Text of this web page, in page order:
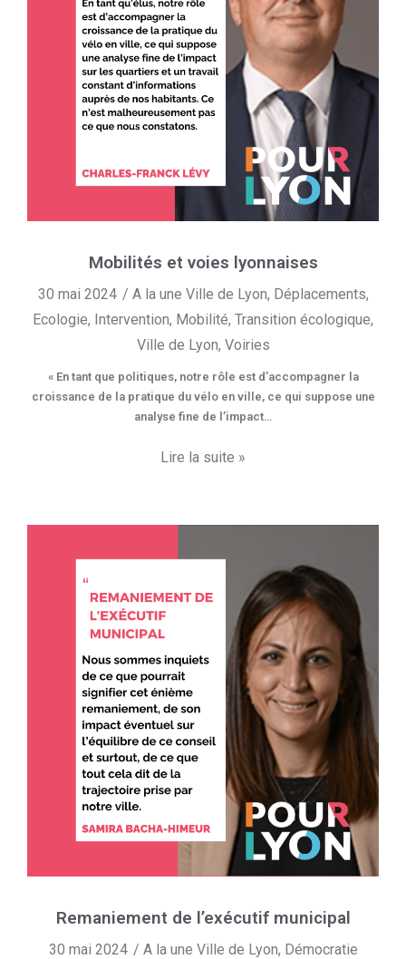
Mobilités et voies lyonnaises
30 mai 2024 A la une Ville de Lyon, Déplacements,
Ecologie, Intervention, Mobilité, Transition écologique,
Ville de Lyon, Voiries
« En tant que politiques, notre rôle est d’accompagner la
croissance de la pratique du vélo en ville, ce qui suppose une
analyse fine de l’impact…
Lire la suite »
Remaniement de l’exécutif municipal
30 mai 2024 A la une Ville de Lyon, Démocratie